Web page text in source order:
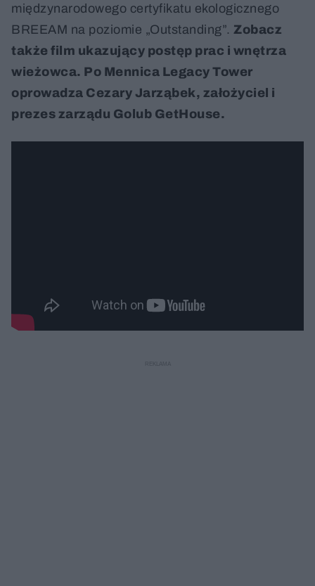
międzynarodowego certyfikatu ekologicznego
BREEAM na poziomie „Outstanding”. Zobacz
także film ukazujący postęp prac i wnętrza
wieżowca. Po Mennica Legacy Tower
oprowadza Cezary Jarząbek, założyciel i
prezes zarządu Golub GetHouse.